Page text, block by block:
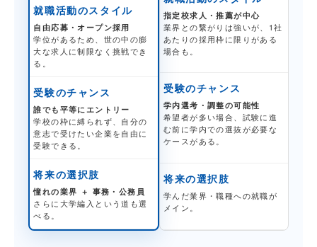
就職活動のスタイル
自由応募・オープン採用
学位があるため、世の中の膨
大な求人に制限なく挑戦でき
る。
受験のチャンス
誰でも平等にエントリー
学校の枠に縛られず、自分の
意志で受けたい企業を自由に
受験できる。
将来の選択肢
憧れの業界 ＋ 事務・公務員
さらに大学編入という道も選
べる。
指定校求人・推薦が中心
業界との繋がりは強いが、1社
あたりの採用枠に限りがある
場合も。
受験のチャンス
学内選考・調整の可能性
希望者が多い場合、試験に進
む前に学内での選抜が必要な
ケースがある。
将来の選択肢
学んだ業界・職種への就職が
メイン。